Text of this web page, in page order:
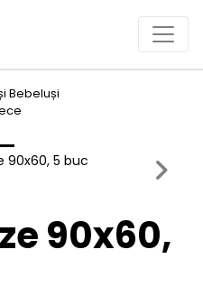
Bebeluși
Next
90x60,